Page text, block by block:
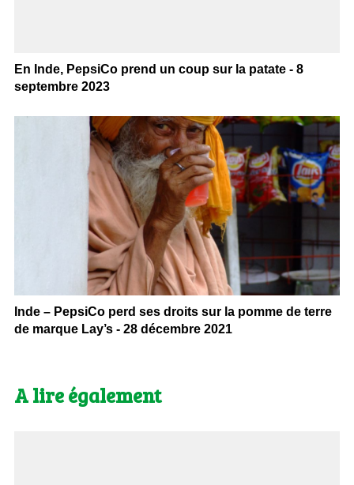
En Inde, PepsiCo prend un coup sur la patate - 8
septembre 2023
Inde – PepsiCo perd ses droits sur la pomme de terre
de marque Lay’s - 28 décembre 2021
A lire également